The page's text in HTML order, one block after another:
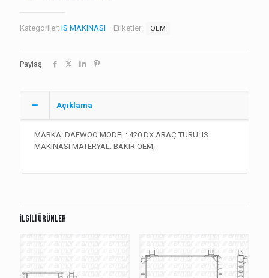
Kategoriler: IS MAKINASI Etiketler: OEM
Paylaş
Açıklama
MARKA: DAEWOO MODEL: 420 DX ARAÇ TÜRÜ: IS
MAKINASI MATERYAL: BAKIR OEM,
İlgili ürünler